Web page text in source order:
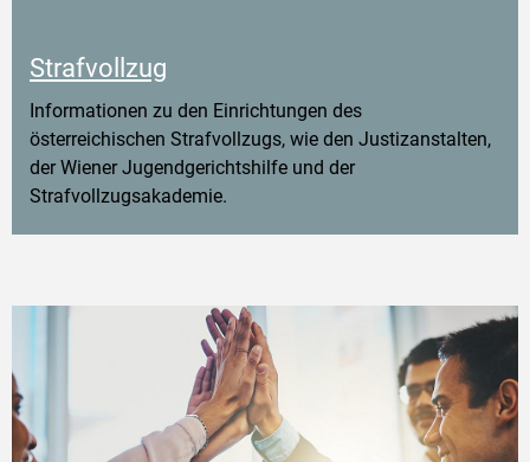
Strafvollzug
Informationen zu den Einrichtungen des
österreichischen Strafvollzugs, wie den Justizanstalten,
der Wiener Jugendgerichtshilfe und der
Strafvollzugsakademie.